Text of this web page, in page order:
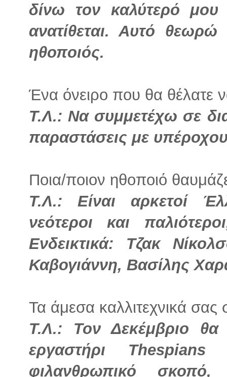
δίνω τον καλύτερό
ανατίθεται. Αυτό
ηθοποιός.
Ένα όνειρο που θα θέλατε
Τ.Λ.: Να συμμετέχω σε
παραστάσεις με
Ποια/ποιον ηθοποιό
Τ.Λ.: Είναι αρκετοί
νεότεροι και
Ενδεικτικά: Τζακ
Καβογιάννη, Βασίλης
Τα άμεσα καλλιτεχνικά σας
Τ.Λ.: Τον Δεκέμβριο
εργαστήρι
φιλανθρωπικό